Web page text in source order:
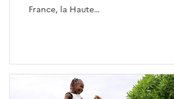
France, la Haute…